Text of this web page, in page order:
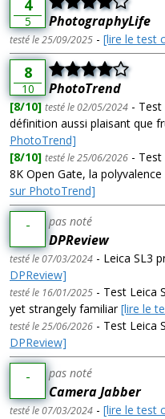
4
5 PhotographyLife
testé le 25/09/2025 - [lire le test
8
10 PhotoTrend
[8/10] testé le 02/05/2024 - Test
définition aussi plaisant que
PhotoTrend]
[8/10] testé le 25/06/2026 - Test
8K Open Gate, la
sur PhotoTrend]
- pas noté
DPReview
testé le 07/03/2024 - Leica SL3
DPReview]
testé le 16/01/2025 - Test Leica
yet strangely familiar[lire le
testé le 25/06/2026 - Test Leica
DPReview]
- pas noté
Camera Jabber
testé le 07/03/2024 - [lire le test